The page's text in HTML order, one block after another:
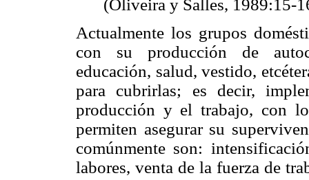
(Oliveira y Salles, 1989:15-
Actualmente los grupos
con su producción de
educación, salud, vestido,
para cubrirlas; es decir,
producción y el trabajo, con
permiten asegurar su
comúnmente son:
labores, venta de la fuerza de